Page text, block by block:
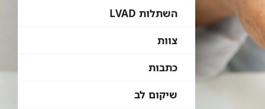
השתלות LVAD
צוות
כתבות
שיקום לב